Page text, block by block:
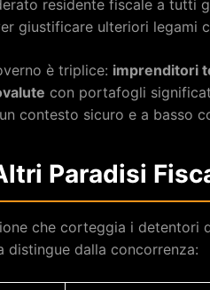
residente fiscale a tutti
giustificare ulteriori legami
è triplice: imprenditori
con portafogli
contesto sicuro e a basso
Paradisi
che corteggia i detentori
distingue dalla concorrenza: